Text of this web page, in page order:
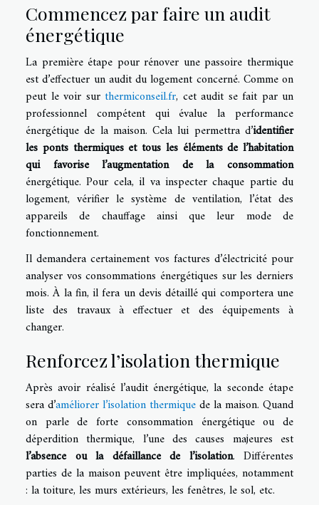
Commencez par faire un audit
énergétique
La première étape pour rénover une passoire thermique
est d’effectuer un audit du logement concerné. Comme on
peut le voir sur thermiconseil.fr, cet audit se fait par un
professionnel compétent qui évalue la performance
énergétique de la maison. Cela lui permettra d’identifier
les ponts thermiques et tous les éléments de l’habitation
qui favorise l’augmentation de la consommation
énergétique. Pour cela, il va inspecter chaque partie du
logement, vérifier le système de ventilation, l’état des
appareils de chauffage ainsi que leur mode de
fonctionnement.
Il demandera certainement vos factures d’électricité pour
analyser vos consommations énergétiques sur les derniers
mois. À la fin, il fera un devis détaillé qui comportera une
liste des travaux à effectuer et des équipements à
changer.
Renforcez l’isolation thermique
Après avoir réalisé l’audit énergétique, la seconde étape
sera d’améliorer l’isolation thermiquede la maison. Quand
on parle de forte consommation énergétique ou de
déperdition thermique, l’une des causes majeures est
l’absence ou la défaillance de l’isolation. Différentes
parties de la maison peuvent être impliquées, notamment
: la toiture, les murs extérieurs, les fenêtres, le sol, etc.